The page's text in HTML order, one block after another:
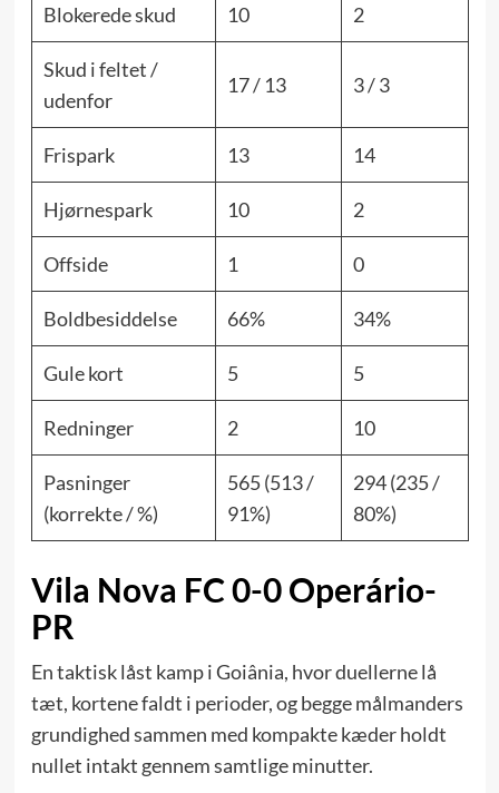
Blokerede skud 10 2
Skud i feltet /
udenfor
17 / 13 3 / 3
Frispark 13 14
Hjørnespark 10 2
Offside 1 0
Boldbesiddelse 66% 34%
Gule kort 5 5
Redninger 2 10
Pasninger
(korrekte / %)
565 (513 /
91%)
294 (235 /
80%)
Vila Nova FC 0-0 Operário-
PR
En taktisk låst kamp i Goiânia, hvor duellerne lå
tæt, kortene faldt i perioder, og begge målmanders
grundighed sammen med kompakte kæder holdt
nullet intakt gennem samtlige minutter.